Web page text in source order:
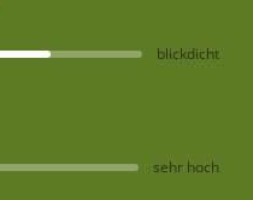
blickdicht
sehr hoch